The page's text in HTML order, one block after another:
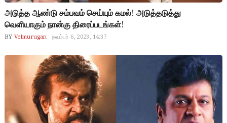
அடுத்த ஆண்டு சம்பவம் செய்யும் கமல்! அடுத்தடுத்து
வெளியாகும் நான்கு திரைப்படங்கள்!
BY Velmurugan நவம்பர் 6, 2023, 14:37